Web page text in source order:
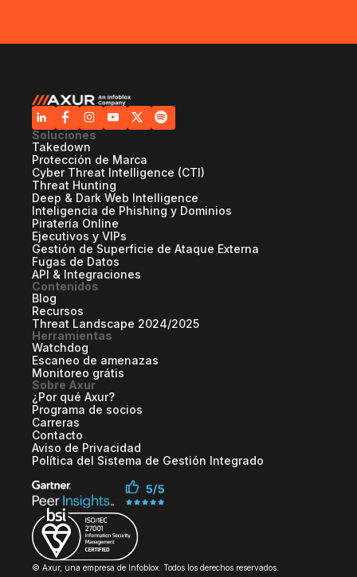
Soluciones
Takedown
Protección de Marca
Cyber Threat Intelligence (CTI)
Threat Hunting
Deep & Dark Web Intelligence
Inteligencia de Phishing y Dominios
Piratería Online
Ejecutivos y VIPs
Gestión de Superficie de Ataque Externa
Fugas de Datos
API & Integraciones
Contenidos
Blog
Recursos
Threat Landscape 2024/2025
Herramientas
Watchdog
Escaneo de amenazas
Monitoreo grátis
Sobre Axur
¿Por qué Axur?
Programa de socios
Carreras
Contacto
Aviso de Privacidad
Política del Sistema de Gestión Integrado
© Axur, una empresa de Infoblox. Todos los derechos reservados.